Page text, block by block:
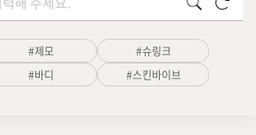
검색 초기화
#제모
#슈링크
#바디 #스킨바이브